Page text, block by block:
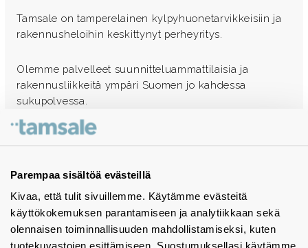
Parempaa sisältöä evästeillä
Kivaa, että tulit sivuillemme. Käytämme evästeitä
käyttökokemuksen parantamiseen ja analytiikkaan sekä
olennaisen toiminnallisuuden mahdollistamiseksi, kuten
tuotekuvastojen esittämiseen. Suostumuksellasi käytämme
Tamsale on tamperelainen kylpyhuonetarvikkeisiin ja
rakennusheloihin keskittynyt perheyritys.
Olemme palvelleet suunnitteluammattilaisia ja
rakennusliikkeitä ympäri Suomen jo kahdessa
sukupolvessa.
Ota yhteyttä - autamme mielellämme
Tuotekuvastot
Instagram
BIM-objektit